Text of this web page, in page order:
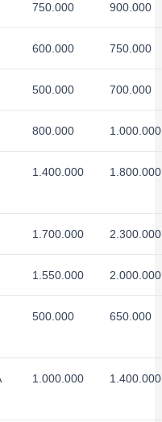
750.000 900.000
600.000 750.000
500.000 700.000
800.000 1.000.000
1.400.000 1.800.000
1.700.000 2.300.000
1.550.000 2.000.000
500.000 650.000
1.000.000 1.400.000